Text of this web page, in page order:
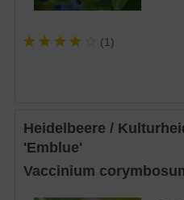
(1)
Heidelbeere / Kulturheidelbeere
'Emblue'
Vaccinium